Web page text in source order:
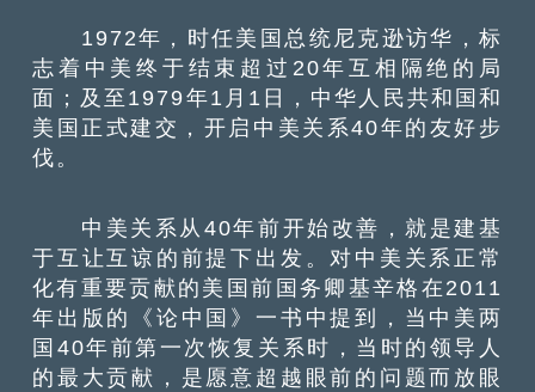
1972年，时任美国总统尼克逊访华，标
志着中美终于结束超过20年互相隔绝的局
面；及至1979年1月1日，中华人民共和国和
美国正式建交，开启中美关系40年的友好步
伐。
中美关系从40年前开始改善，就是建基
于互让互谅的前提下出发。对中美关系正常
化有重要贡献的美国前国务卿基辛格在2011
年出版的《论中国》一书中提到，当中美两
国40年前第一次恢复关系时，当时的领导人
的最大贡献，是愿意超越眼前的问题而放眼